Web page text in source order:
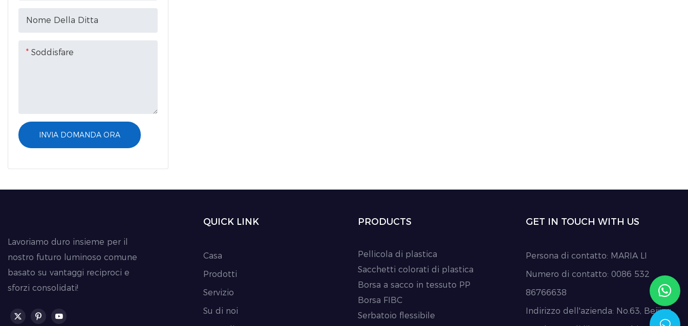
Nome Della Ditta
Soddisfare
INVIA DOMANDA ORA
Lavoriamo duro insieme per il
nostro futuro luminoso comune
basato su vantaggi reciproci e
sforzi consolidati!
QUICK LINK
Casa
Prodotti
Servizio
Su di noi
PRODUCTS
Pellicola di plastica
Sacchetti colorati di plastica
Borsa a sacco in tessuto PP
Borsa FIBC
Serbatoio flessibile
GET IN TOUCH WITH US
Persona di contatto: MARIA LI
Numero di contatto: 0086 532
86766638
Indirizzo dell'azienda: No.63, Beijing